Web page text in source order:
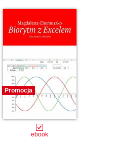
Promocja
ebook